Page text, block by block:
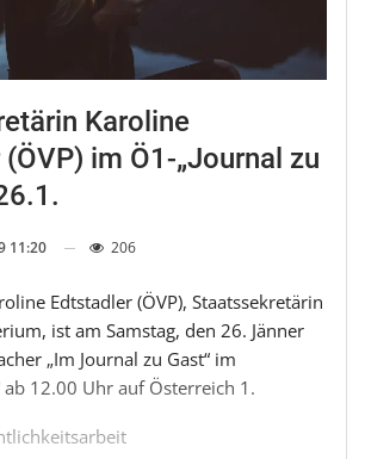
Karoline
im Ö1-„Journal zu
11:20 206
Edtstadler (ÖVP), Staatssekretärin
ist am Samstag, den 26. Jänner
„Im Journal zu Gast“ im
ab 12.00 Uhr auf Österreich 1.